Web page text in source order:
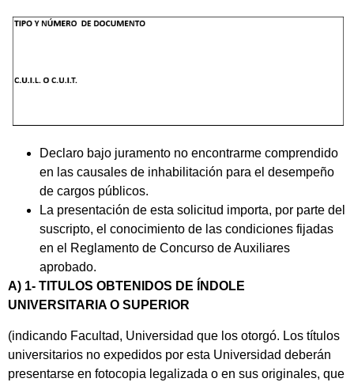
Declaro bajo juramento no encontrarme comprendido
en las causales de inhabilitación para el desempeño
de cargos públicos.
La presentación de esta solicitud importa, por parte del
suscripto, el conocimiento de las condiciones fijadas
en el Reglamento de Concurso de Auxiliares
aprobado.
A) 1- TITULOS OBTENIDOS DE ÍNDOLE
UNIVERSITARIA O SUPERIOR
(indicando Facultad, Universidad que los otorgó. Los títulos
universitarios no expedidos por esta Universidad deberán
presentarse en fotocopia legalizada o en sus originales, que